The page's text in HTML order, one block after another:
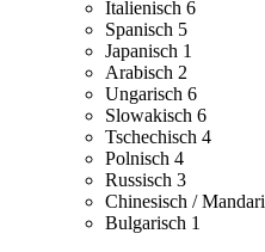
Italienisch 6
Spanisch 5
Japanisch 1
Arabisch 2
Ungarisch 6
Slowakisch 6
Tschechisch 4
Polnisch 4
Russisch 3
Chinesisch /
Bulgarisch 1